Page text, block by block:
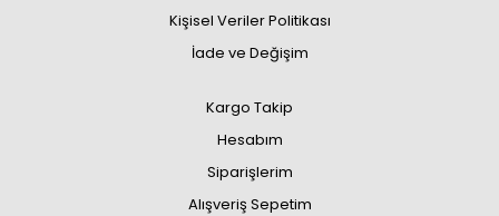
Kişisel Veriler Politikası
İade ve Değişim
Kargo Takip
Hesabım
Siparişlerim
Alışveriş Sepetim